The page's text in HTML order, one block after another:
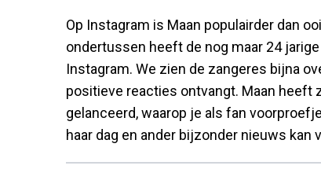
Op Instagram is Maan populairder dan
ondertussen heeft de nog maar 24
Instagram. We zien de zangeres bijna
positieve reacties ontvangt. Maan heeft
gelanceerd, waarop je als fan
haar dag en ander bijzonder nieuws kan